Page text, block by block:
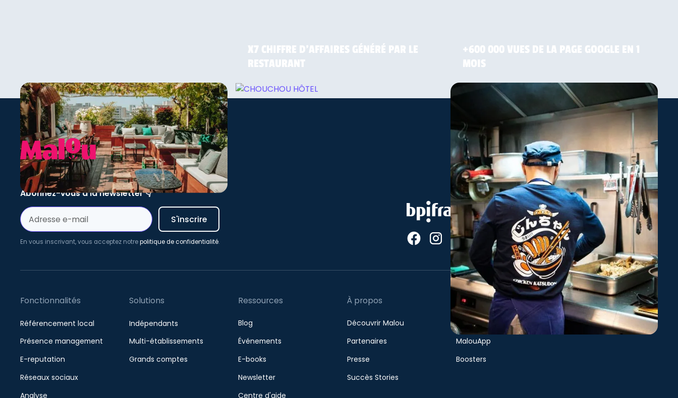
X7 CHIFFRE D'AFFAIRES GÉNÉRÉ PAR LE
RESTAURANT
+600 000 VUES DE LA PAGE GOOGLE EN 1
MOIS
Cofondateur de Jinchan Shokudo
Contactez-nous au +33 7 49 20 35 80
Abonnez-vous à la newsletter 👇
En vous inscrivant, vous acceptez notrepolitique de confidentialité.
Fonctionnalités
Référencement local
Présence management
E-reputation
Réseaux sociaux
Analyse
Solutions
Indépendants
Multi-établissements
Grands comptes
Ressources
Blog
Événements
E-books
Newsletter
Centre d'aide
À propos
Découvrir Malou
Partenaires
Presse
Succès Stories
Offres
Copilot
MalouApp
Boosters